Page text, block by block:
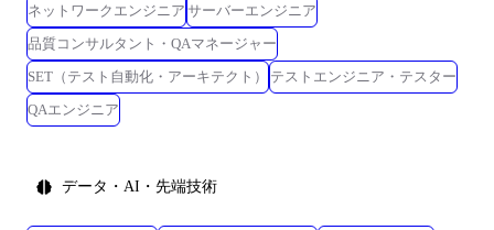
ネットワークエンジニア サーバーエンジニア
品質コンサルタント・QAマネージャー
SET（テスト自動化・アーキテクト）
テストエンジニア・テスター
QAエンジニア
データ・AI・先端技術